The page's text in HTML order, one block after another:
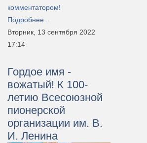
комментатором!
Подробнее ...
Вторник, 13 сентября 2022
17:14
Гордое имя -
вожатый! К 100-
летию Всесоюзной
пионерской
организации им. В.
И. Ленина